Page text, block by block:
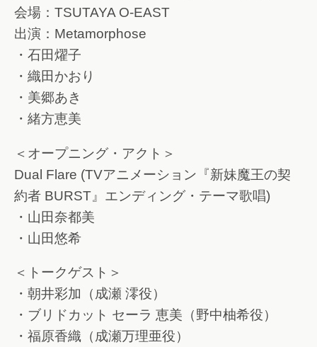
会場：TSUTAYA O-EAST
出演：Metamorphose
・石田燿子
・織田かおり
・美郷あき
・緒方恵美
＜オープニング・アクト＞
Dual Flare (TVアニメーション『新妹魔王の契
約者 BURST』エンディング・テーマ歌唱)
・山田奈都美
・山田悠希
＜トークゲスト＞
・朝井彩加（成瀬 澪役）
・ブリドカット セーラ 恵美（野中柚希役）
・福原香織（成瀬万理亜役）